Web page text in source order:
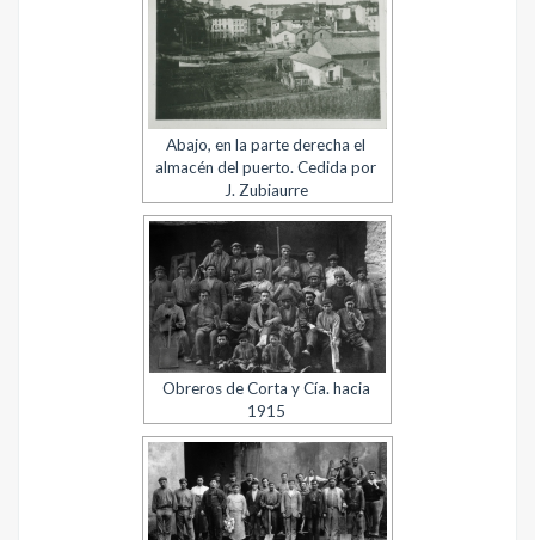
Abajo, en la parte derecha el
almacén del puerto. Cedida por
J. Zubiaurre
Obreros de Corta y Cía. hacia
1915